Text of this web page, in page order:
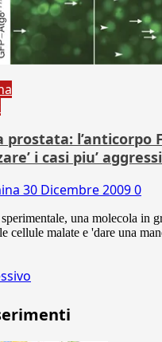
prostata: l’anticorpo
i casi piu’
30 Dicembre 20090
una molecola in
cellule malate e 'dare una